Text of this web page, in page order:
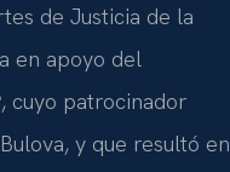
de Justicia de la
en apoyo del
, cuyo patrocinador
y que resultó en